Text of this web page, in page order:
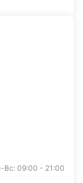
Вс: 09:00 - 21:00